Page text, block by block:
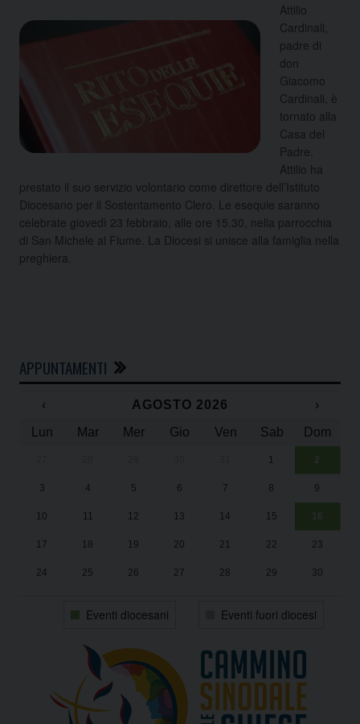
Attilio
Cardinali,
padre di
don
Giacomo
Cardinali, è
tornato alla
Casa del
Padre.
Attilio ha
prestato il suo servizio volontario come direttore dell’Istituto
Diocesano per il Sostentamento Clero. Le esequie saranno
celebrate giovedì 23 febbraio, alle ore 15.30, nella parrocchia
di San Michele al Fiume. La Diocesi si unisce alla famiglia nella
preghiera.
APPUNTAMENTI
‹ AGOSTO 2026
›
Lun
Mar Mer Gio Ven Sab Dom
1 2
3 4 5 6 7 8 9
10 11 12 13 14 15 16
17 18 19 20 21 22 23
24 25 26 27 28 29 30
Eventi diocesani Eventi fuori diocesi